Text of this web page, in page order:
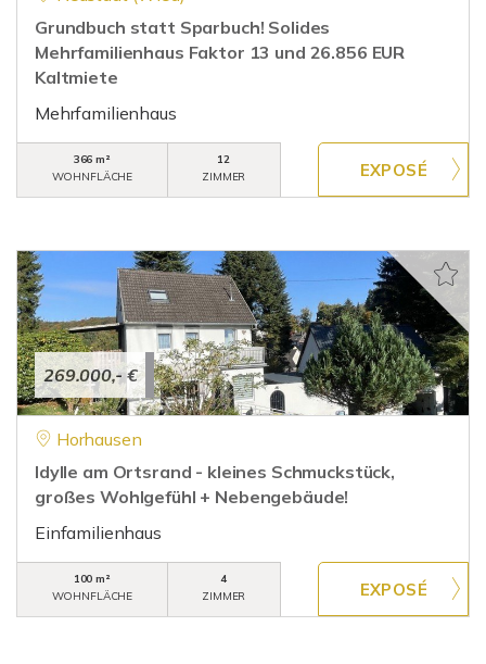
Grundbuch statt Sparbuch! Solides
Mehrfamilienhaus Faktor 13 und 26.856 EUR
Kaltmiete
Mehrfamilienhaus
366 m²
WOHNFLÄCHE
12
ZIMMER
269.000,- €
Horhausen
Idylle am Ortsrand - kleines Schmuckstück,
großes Wohlgefühl + Nebengebäude!
Einfamilienhaus
100 m²
WOHNFLÄCHE
4
ZIMMER